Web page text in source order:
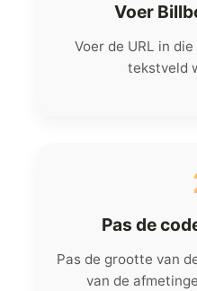
Voer
Voer de URL in
tekstveld
Pas de
Pas de grootte van
van de